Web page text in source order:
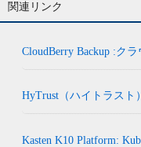
関連リンク
CloudBerry Backup :ク
HyTrust（ハイトラスト
Kasten K10 Platform: